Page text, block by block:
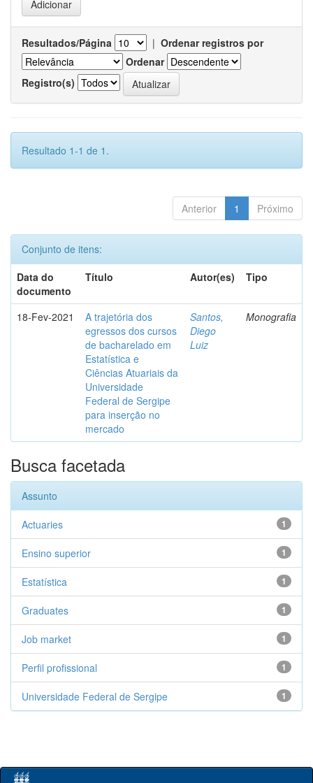
Resultados/Página | Ordenar registros por
Ordenar
Registro(s)
Resultado 1-1 de 1.
Anterior 1 Próximo
Conjunto de itens:
Data do
documento
Título Autor(es) Tipo
18-Fev-2021
A trajetória dos
egressos dos cursos
de bacharelado em
Estatística e
Ciências Atuariais da
Universidade
Federal de Sergipe
para inserção no
mercado
Santos,
Diego
Luiz
Monografia
Busca facetada
Assunto
1
Actuaries
1
Ensino superior
1
Estatística
1
Graduates
1
Job market
1
Perfil profissional
1
Universidade Federal de Sergipe